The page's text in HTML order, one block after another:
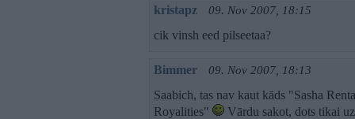
kristapz 09. Nov 2007, 18:15
cik vinsh eed pilseetaa?
Bimmer 09. Nov 2007, 18:13
Saabich, tas nav kaut kāds "Sasha
Royalities"
Vārdu sakot, dots tikai